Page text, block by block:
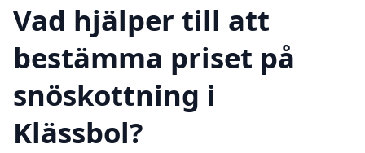
Vad hjälper till att
bestämma priset på
snöskottning i
Klässbol?